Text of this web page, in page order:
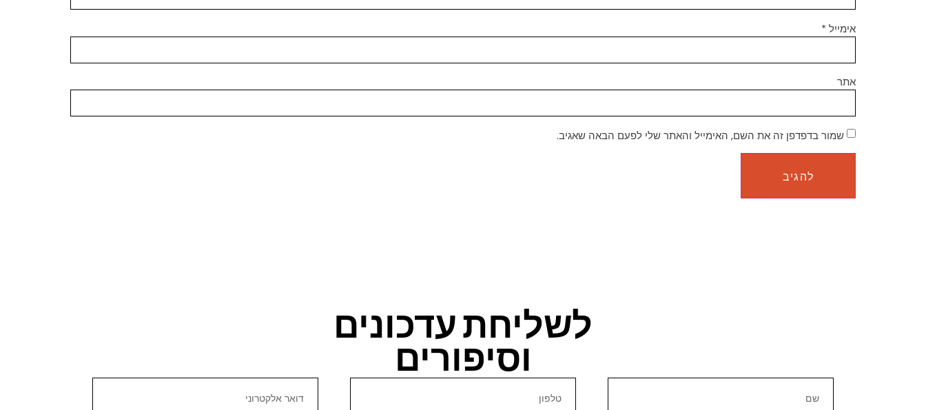
אימייל*
אתר
שמור בדפדפן זה את השם, האימייל והאתר שלי לפעם הבאה שאגיב.
לשליחת עדכונים
וסיפורים